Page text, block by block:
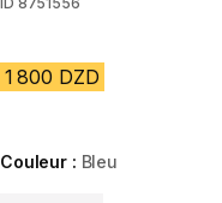
1 800 DZD
Couleur : Bleu